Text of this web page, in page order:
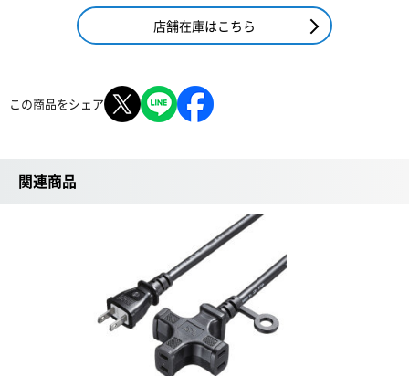
店舗在庫はこちら
この商品をシェア
関連商品